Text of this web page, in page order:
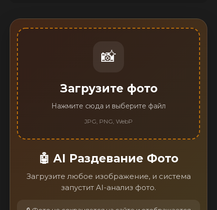
📸
Загрузите фото
Нажмите сюда и выберите файл
JPG, PNG, WebP
🤖 AI Раздевание Фото
Загрузите любое изображение, и система
запустит AI-анализ фото.